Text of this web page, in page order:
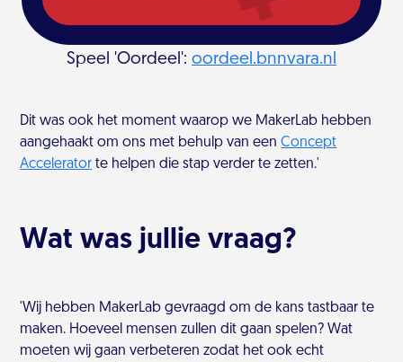
Speel 'Oordeel': oordeel.bnnvara.nl
Dit was ook het moment waarop we MakerLab hebben
aangehaakt om ons met behulp van eenConcept
Accelerator te helpen die stap verder te zetten.'
Wat was jullie vraag?
'Wij hebben MakerLab gevraagd om de kans tastbaar te
maken. Hoeveel mensen zullen dit gaan spelen? Wat
moeten wij gaan verbeteren zodat het ook echt